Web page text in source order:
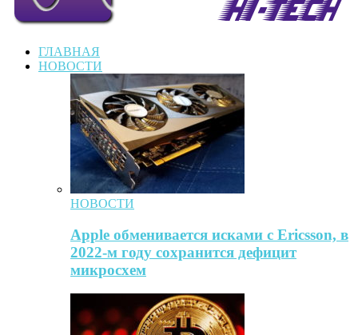
ГЛАВНАЯ
НОВОСТИ
НОВОСТИ
Apple обменивается исками с Ericsson, в
2022-м году сохранится дефицит
микросхем